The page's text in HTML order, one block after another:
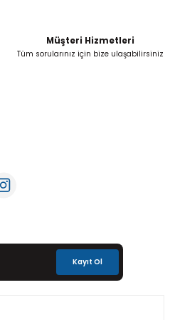
Gönder
Müşteri Hizmetleri
Tüm sorularınız için bize ulaşabilirsiniz
Kayıt Ol